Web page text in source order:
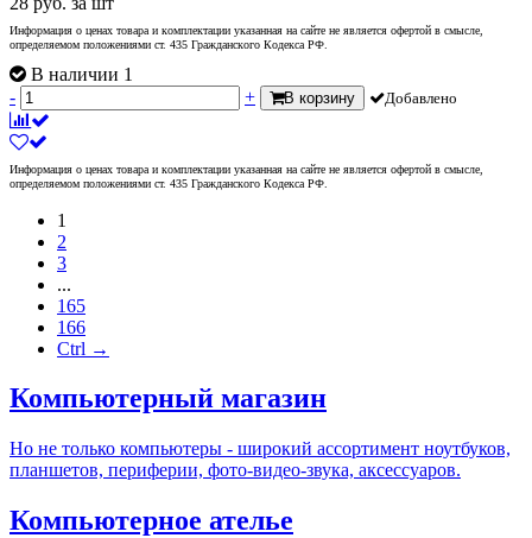
Информация о ценах товара и комплектации указанная на сайте не является офертой в смысле,
определяемом положениями ст. 435 Гражданского Кодекса РФ.
В наличии 1
-
+ В корзину Добавлено
Информация о ценах товара и комплектации указанная на сайте не является офертой в смысле,
определяемом положениями ст. 435 Гражданского Кодекса РФ.
1
2
3
...
165
166
Ctrl →
Компьютерный магазин
Но не только компьютеры - широкий ассортимент ноутбуков,
планшетов, периферии, фото-видео-звука, аксессуаров.
Компьютерное ателье